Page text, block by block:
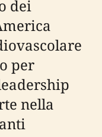
dei
per
nella